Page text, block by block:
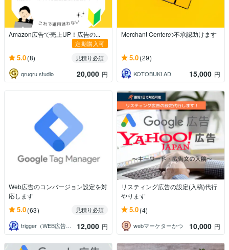
Amazon広告で売上UP！広告の...
定期購入可
5.0(8)
見積り必須
qruqru studio
20,000 円
Merchant Centerの不承認助けます
5.0(29)
KOTOBUKI AD 15,000 円
Web広告のコンバージョン設定を対
応します
5.0(63)
見積り必須
trigger（WEB広告運用者）
12,000 円
リスティング広告の設定(入稿)代行
やります
5.0(4)
webマーケターかつ 10,000 円